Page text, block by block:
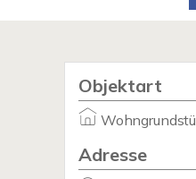
Objektart
Adresse